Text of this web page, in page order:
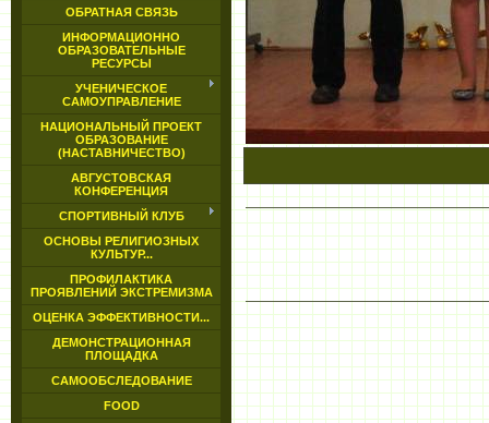
ОБРАТНАЯ СВЯЗЬ
ИНФОРМАЦИОННО
ОБРАЗОВАТЕЛЬНЫЕ
РЕСУРСЫ
УЧЕНИЧЕСКОЕ
САМОУПРАВЛЕНИЕ
НАЦИОНАЛЬНЫЙ ПРОЕКТ
ОБРАЗОВАНИЕ
(НАСТАВНИЧЕСТВО)
АВГУСТОВСКАЯ
КОНФЕРЕНЦИЯ
СПОРТИВНЫЙ КЛУБ
ОСНОВЫ РЕЛИГИОЗНЫХ
КУЛЬТУР...
ПРОФИЛАКТИКА
ПРОЯВЛЕНИЙ ЭКСТРЕМИЗМА
ОЦЕНКА ЭФФЕКТИВНОСТИ...
ДЕМОНСТРАЦИОННАЯ
ПЛОЩАДКА
САМООБСЛЕДОВАНИЕ
FOOD